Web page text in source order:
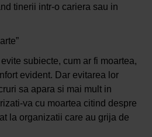
tinerii intr-o cariera sau in
subiecte, cum ar fi moartea,
evident. Dar evitarea lor
sa apara si mai mult in
va cu moartea citind despre
la organizatii care au grija de